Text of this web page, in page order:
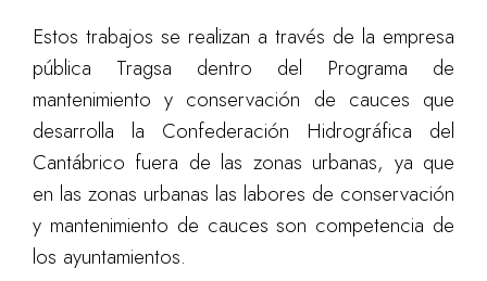
Estos trabajos se realizan a través de la empresa
pública Tragsa dentro del Programa de
mantenimiento y conservación de cauces que
desarrolla la Confederación Hidrográfica del
Cantábrico fuera de las zonas urbanas, ya que
en las zonas urbanas las labores de conservación
y mantenimiento de cauces son competencia de
los ayuntamientos.